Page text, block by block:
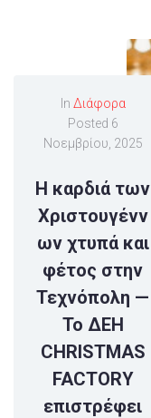
In Διάφορα
Posted 6
Νοεμβρίου, 2025
Η καρδιά των
Χριστουγένν
ων χτυπά και
φέτος στην
Τεχνόπολη —
Το ΔΕΗ
CHRISTMAS
FACTORY
επιστρέφει